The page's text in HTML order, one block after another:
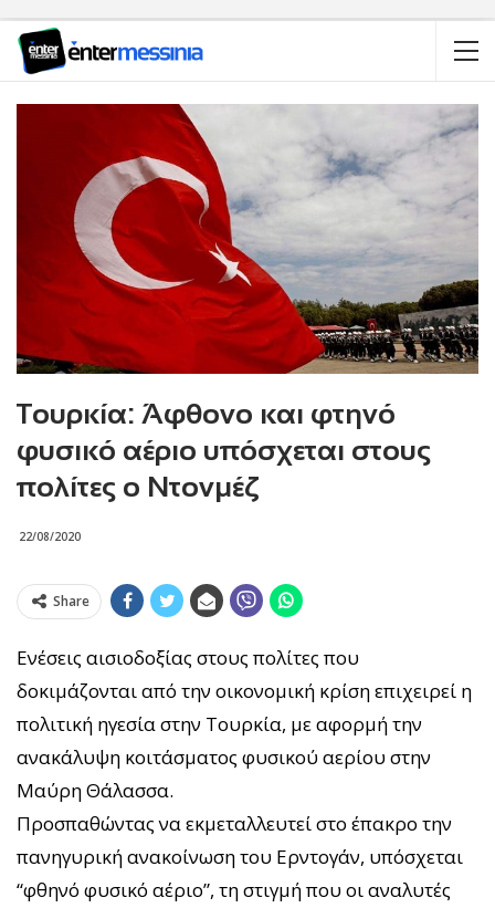
Τουρκία: Άφθονο και φτηνό
φυσικό αέριο υπόσχεται στους
πολίτες ο Ντονμέζ
22/08/2020
Share
Ενέσεις αισιοδοξίας στους πολίτες που
δοκιμάζονται από την οικονομική κρίση επιχειρεί η
πολιτική ηγεσία στην Τουρκία, με αφορμή την
ανακάλυψη κοιτάσματος φυσικού αερίου στην
Μαύρη Θάλασσα.
Προσπαθώντας να εκμεταλλευτεί στο έπακρο την
πανηγυρική ανακοίνωση του Ερντογάν, υπόσχεται
“φθηνό φυσικό αέριο”, τη στιγμή που οι αναλυτές